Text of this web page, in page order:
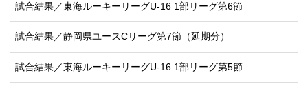
試合結果／東海ルーキーリーグU-16 1部リーグ第6節
試合結果／静岡県ユースCリーグ第7節（延期分）
試合結果／東海ルーキーリーグU-16 1部リーグ第5節